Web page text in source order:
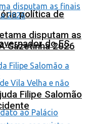
política de
do ES
disputam as
Gazetinha 2026
Filipe Salomão